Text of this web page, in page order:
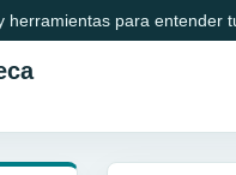
para entender